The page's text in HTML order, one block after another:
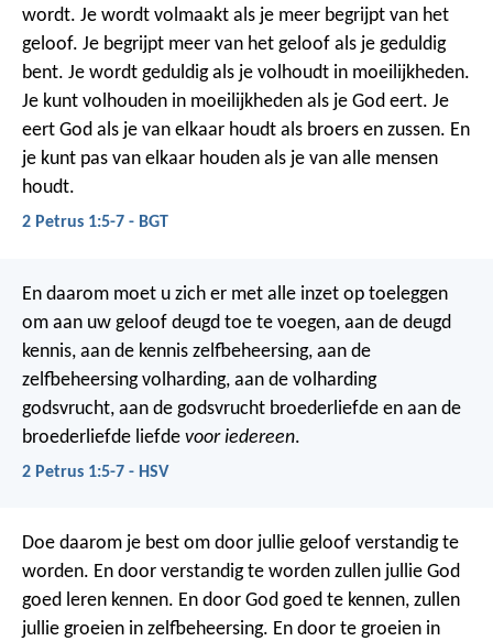
wordt. Je wordt volmaakt als je meer begrijpt van het
geloof. Je begrijpt meer van het geloof als je geduldig
bent. Je wordt geduldig als je volhoudt in moeilijkheden.
Je kunt volhouden in moeilijkheden als je God eert. Je
eert God als je van elkaar houdt als broers en zussen. En
je kunt pas van elkaar houden als je van alle mensen
houdt.
2 Petrus 1:5-7 - BGT
En daarom moet u zich er met alle inzet op toeleggen
om aan uw geloof deugd toe te voegen, aan de deugd
kennis, aan de kennis zelfbeheersing, aan de
zelfbeheersing volharding, aan de volharding
godsvrucht, aan de godsvrucht broederliefde en aan de
broederliefde liefde voor iedereen.
2 Petrus 1:5-7 - HSV
Doe daarom je best om door jullie geloof verstandig te
worden. En door verstandig te worden zullen jullie God
goed leren kennen. En door God goed te kennen, zullen
jullie groeien in zelfbeheersing. En door te groeien in